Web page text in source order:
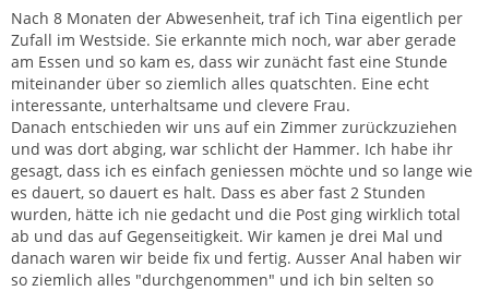
Nach 8 Monaten der Abwesenheit, traf ich Tina eigentlich per
Zufall im Westside. Sie erkannte mich noch, war aber gerade
am Essen und so kam es, dass wir zunächt fast eine Stunde
miteinander über so ziemlich alles quatschten. Eine echt
interessante, unterhaltsame und clevere Frau.
Danach entschieden wir uns auf ein Zimmer zurückzuziehen
und was dort abging, war schlicht der Hammer. Ich habe ihr
gesagt, dass ich es einfach geniessen möchte und so lange wie
es dauert, so dauert es halt. Dass es aber fast 2 Stunden
wurden, hätte ich nie gedacht und die Post ging wirklich total
ab und das auf Gegenseitigkeit. Wir kamen je drei Mal und
danach waren wir beide fix und fertig. Ausser Anal haben wir
so ziemlich alles "durchgenommen" und ich bin selten so
Zitieren